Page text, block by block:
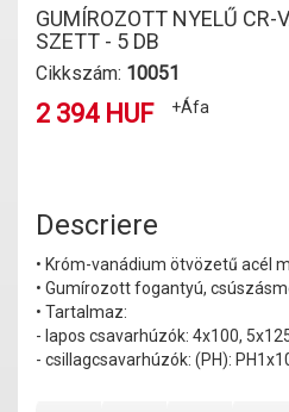
GUMÍROZOTT NYELŰ CR-
SZETT - 5 DB
Cikkszám: 10051
2 394 HUF +Áfa
Descriere
• Króm-vanádium ötvözetű acél
• Gumírozott fogantyú,
• Tartalmaz:
- lapos csavarhúzók: 4x100,
- csillagcsavarhúzók: (PH):